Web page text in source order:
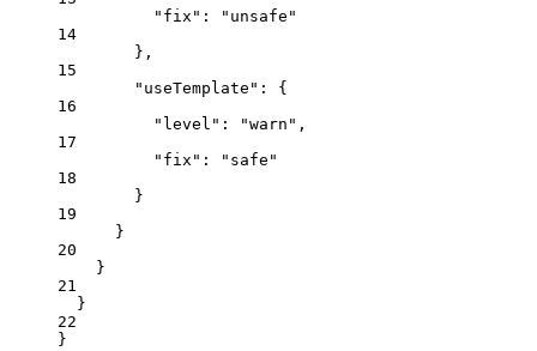
"fix" : " unsafe "
14
},
15
"useTemplate" : {
16
"level" : "warn " ,
17
"fix" : " safe "
18
}
19
}
20
}
21
}
22
}